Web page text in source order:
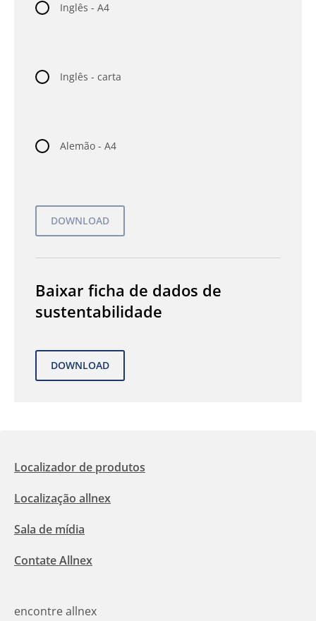
Inglês - A4
Inglês - carta
Alemão - A4
Baixar ficha de dados de
sustentabilidade
Localizador de produtos
Localização allnex
Sala de mídia
Contate Allnex
encontre allnex